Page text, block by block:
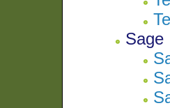
Sage